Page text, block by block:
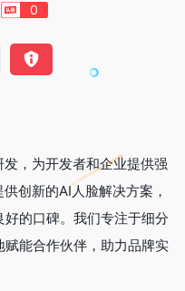
0
，为开发者和企业提供强
创新的AI人脸解决方案，
的口碑。我们专注于细分
能合作伙伴，助力品牌实